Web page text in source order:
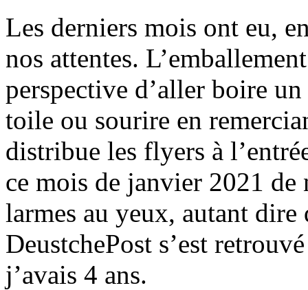
Les derniers mois ont eu,
nos attentes.
perspective d’aller boire
toile ou sourire en
distribue les flyers à
ce mois de janvier 2021 de
larmes au yeux, autant
DeustchePost s’est
j’avais 4 ans.